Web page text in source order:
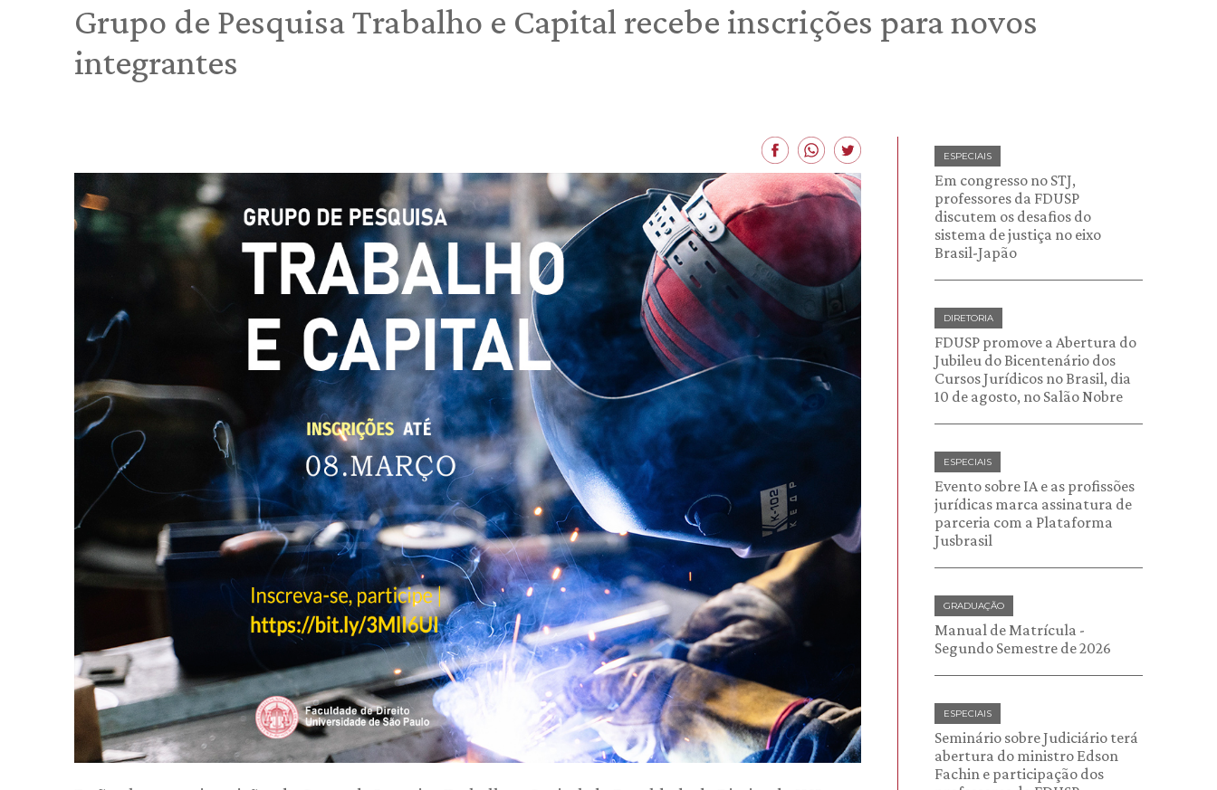
Grupo de Pesquisa Trabalho e Capital recebe inscrições para novos
integrantes
ESPECIAIS
Em congresso no STJ,
professores da FDUSP
discutem os desafios do
sistema de justiça no eixo
Brasil-Japão
DIRETORIA
FDUSP promove a Abertura do
Jubileu do Bicentenário dos
Cursos Jurídicos no Brasil, dia
10 de agosto, no Salão Nobre
ESPECIAIS
Evento sobre IA e as profissões
jurídicas marca assinatura de
parceria com a Plataforma
Jusbrasil
GRADUAÇÃO
Manual de Matrícula -
Segundo Semestre de 2026
ESPECIAIS
Seminário sobre Judiciário terá
abertura do ministro Edson
Fachin e participação dos